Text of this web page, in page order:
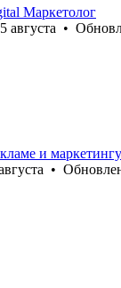
Маркетолог
5 августа •
и маркетингу
•